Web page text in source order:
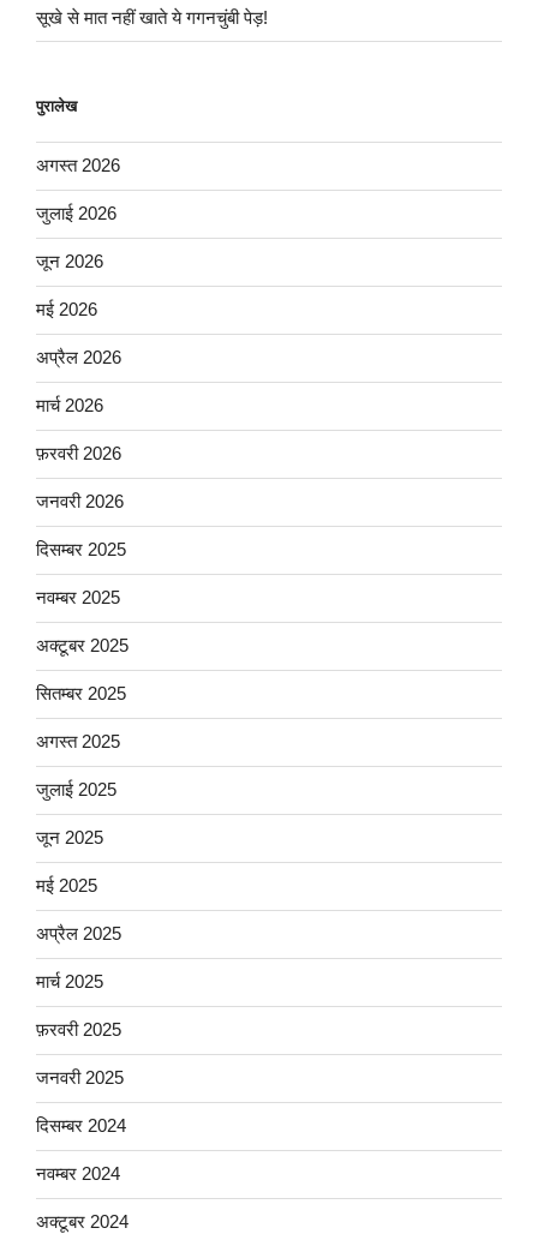
सूखे से मात नहीं खाते ये गगनचुंबी पेड़!
पुरालेख
अगस्त 2026
जुलाई 2026
जून 2026
मई 2026
अप्रैल 2026
मार्च 2026
फ़रवरी 2026
जनवरी 2026
दिसम्बर 2025
नवम्बर 2025
अक्टूबर 2025
सितम्बर 2025
अगस्त 2025
जुलाई 2025
जून 2025
मई 2025
अप्रैल 2025
मार्च 2025
फ़रवरी 2025
जनवरी 2025
दिसम्बर 2024
नवम्बर 2024
अक्टूबर 2024